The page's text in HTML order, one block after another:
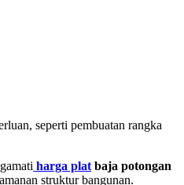
seperti pembuatan rangka
harga plat baja potongan
struktur bangunan.